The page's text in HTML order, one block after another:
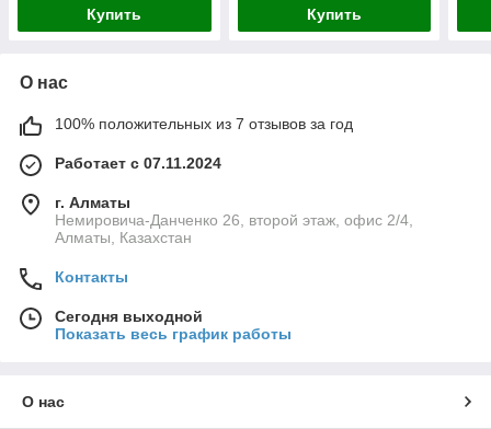
Купить Купить
О нас
100% положительных из 7 отзывов за год
Работает с 07.11.2024
г. Алматы
Немировича-Данченко 26, второй этаж, офис 2/4,
Алматы, Казахстан
Контакты
Сегодня выходной
Показать весь график работы
О нас